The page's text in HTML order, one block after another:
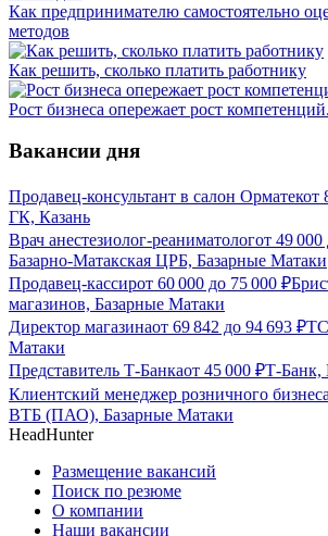
Как предпринимателю самостоятельно
методов
Как решить, сколько платить работнику
Рост бизнеса опережает рост
Вакансии дня
Продавец-консультант в салон Орматекот
ГК, Казань
Врач анестезиолог-реаниматологот 49 000
Базарно-Матакская ЦРБ, Базарные Матаки
Продавец-кассирот 60 000 до 75 000 ₽
магазинов, Базарные Матаки
Директор магазинаот 69 842 до 94 693 ₽ТС
Матаки
Представитель Т-Банкаот 45 000 ₽Т-Банк,
Клиентский менеджер розничного бизнеса
ВТБ (ПАО), Базарные Матаки
HeadHunter
Размещение вакансий
Поиск по резюме
О компании
Наши вакансии